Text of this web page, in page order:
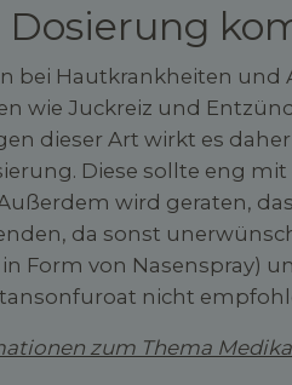
Dosierung
bei Hautkrankheiten und
wie Juckreiz und
dieser Art wirkt es
Diese sollte eng
wird geraten,
da sonst
Form von Nasenspray)
nicht
zum Thema